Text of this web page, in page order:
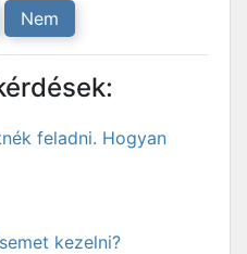
Nem
feladni. Hogyan
kezelni?